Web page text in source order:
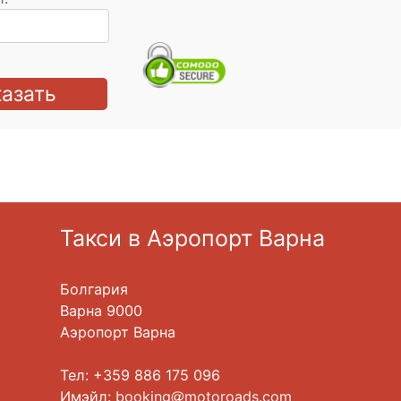
Такси в Аэропорт Варна
Болгария
Варна 9000
Аэропорт Варна
Тел: +359 886 175 096
Имэйл: booking motoroads.com